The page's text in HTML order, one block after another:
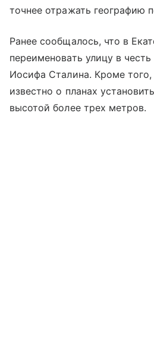
точнее отражать географию
Ранее сообщалось, что в
переименовать улицу в
Иосифа Сталина. Кроме
известно о планах
высотой более трех метров.